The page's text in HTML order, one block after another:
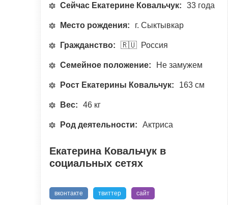
Сейчас Екатерине Ковальчук: 33 года
Место рождения: г. Сыктывкар
Гражданство: 🇷🇺 Россия
Семейное положение: Не замужем
Рост Екатерины Ковальчук: 163 см
Вес: 46 кг
Род деятельности: Актриса
Екатерина Ковальчук в
социальных сетях
вконтакте твиттер сайт